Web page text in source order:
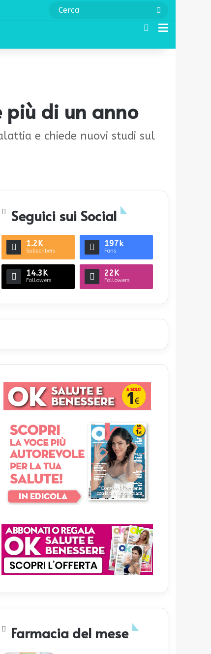
Cerca
di un anno
e chiede nuovi studi sul
Seguici sui Social
1.2K
Subscribers
197k
Fans
14.3K
Followers
22K
Followers
Farmacia del mese